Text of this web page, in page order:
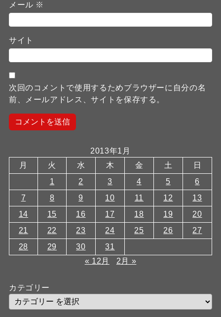
メール ※
サイト
次回のコメントで使用するためブラウザーに自分の名
前、メールアドレス、サイトを保存する。
2013年1月
月
火 水 木 金 土
日
1
2 3 4 5
6
7
8 9 10 11 12
13
14
15 16 17 18 19
20
21
22 23 24 25 26
27
28
29 30
31
« 12月
2月 »
カテゴリー